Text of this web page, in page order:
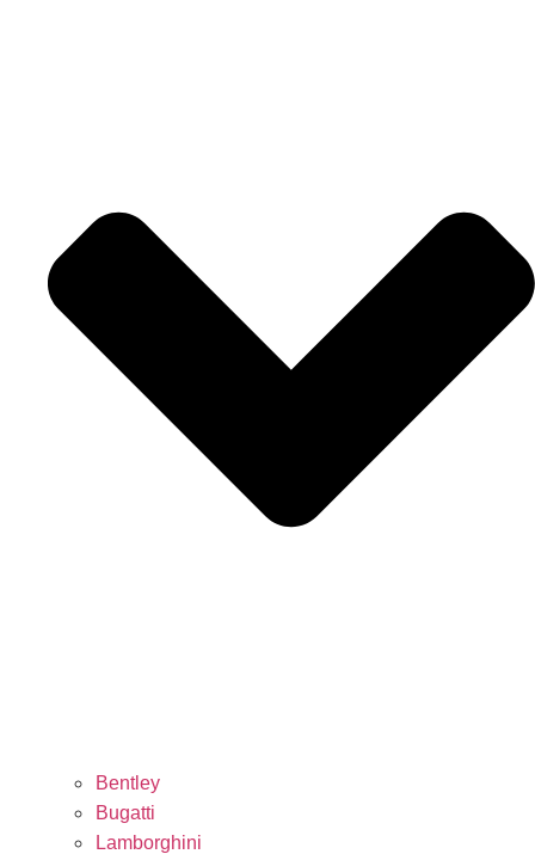
Bentley
Bugatti
Lamborghini